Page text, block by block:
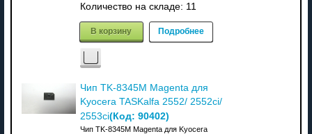
Количество на складе: 11
В корзину Подробнее
Чип TK-8345M Magenta для
Kyocera TASKalfa 2552/ 2552ci/
2553ci(Код: 90402)
Чип TK-8345M Magenta для Kyocera